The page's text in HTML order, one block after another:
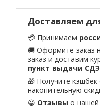
Доставляем
💳 Принимаем
🚚 Оформите заказ
заказ и доставим
пункт выдачи
🎁 Получите кэшбек
накопительную
😀 Отзывы о